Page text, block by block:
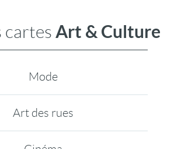
cartes Art & Culture
Mode
Art des rues